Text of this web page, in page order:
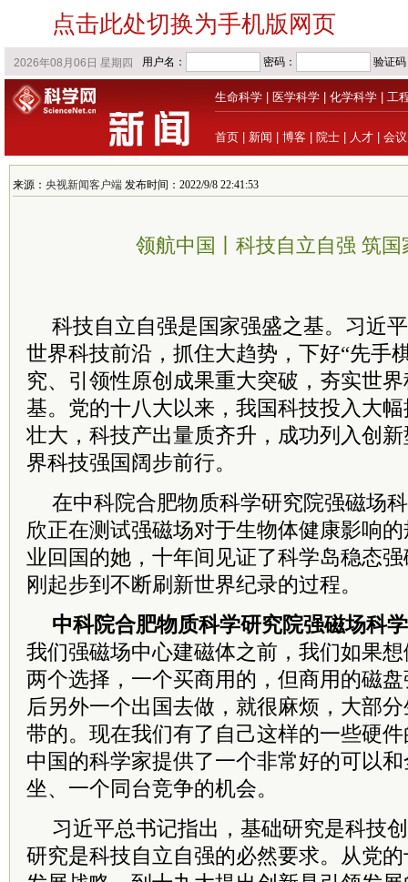
点击此处切换为手机版网页
生命科学 医学科学 化学科学 工
首页 新闻 博客 院士 人才 会议
来源： 央视新闻客户端 发布时间：2022/9/8 22:41:53
领航中国丨科技自立自强 筑国
科技自立自强是国家强盛之基。 习近平
世界科技前沿，抓住大趋势，下好“先手
究、引领性原创成果重大突破，夯实世
基。党的十八大以来，我国科技投入大
壮大，科技产出量质齐升，成功列入创
界科技强国阔步前行。
在中科院合肥物质科学研究院强磁场
欣正在测试强磁场对于生物体健康影响
业回国的她，十年间见证了科学岛稳态
刚起步到不断刷新世界纪录的过程。
中科院合肥物质科学研究院强磁场科
我们强磁场中心建磁体之前，我们如果
两个选择，一个买商用的，但商用的磁
后另外一个出国去做，就很麻烦，大部
带的。现在我们有了自己这样的一些硬
中国的科学家提供了一个非常好的可以
坐、一个同台竞争的机会。
习近平总书记指出，基础研究是科技
研究是科技自立自强的必然要求。从党